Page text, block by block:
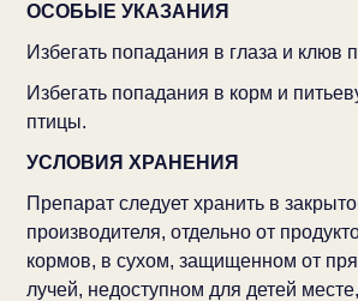
ОСОБЫЕ УКАЗАНИЯ
Избегать попадания в глаза и клюв
Избегать попадания в корм и
птицы.
УСЛОВИЯ ХРАНЕНИЯ
Препарат следует хранить в
производителя, отдельно от
кормов, в сухом, защищенном от
лучей, недоступном для детей